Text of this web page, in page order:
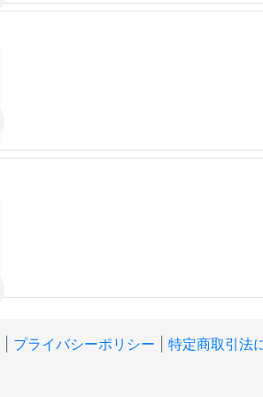
プライバシーポリシー 特定商取引法